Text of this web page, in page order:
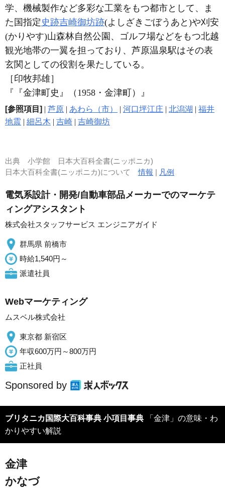
学、機械製作など多彩な工業をもつ都市として、ま
た国指定 史跡吉崎御坊跡(よしざきごぼうあと)や刈安
(かりやす)山森林自然公園、ゴルフ場などをもつ北越
観光地帯の一翼を担っており、芦原温泉駅はその表
玄関としての役割を果たしている。
［印牧邦雄］
『『金津町史』（1958・金津町）』
[参照項目] | 芦原 | あわら（市） | 河口坪江庄 | 北潟湖 | 福井
地震 | 細呂木 | 吉崎 | 吉崎御坊
出典 小学館 日本大百科全書(ニッポニカ)
日本大百科全書(ニッポニカ)について情報 | 凡例
電気系設計・開発/自動車部品メーカーでのマーケテ
ィングアシスタント
株式会社スタッフサービス エンジニアガイド
群馬県 前橋市
時給1,540円～
派遣社員
Webマーケティング
ムスベル株式会社
東京都 新宿区
年収600万円～800万円
正社員
Sponsored by
ブリタニカ国際大百科事典 小項目事典 「金津」の意味・わ
かりやすい解説
金津
かなづ